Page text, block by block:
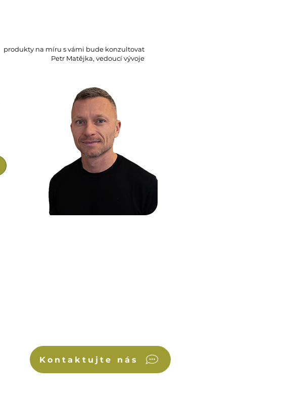
produkty na míru s vámi bude konzultovat
Petr Matějka, vedoucí vývoje
Kontaktujte nás